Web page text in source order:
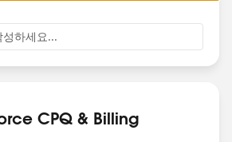
have: Up to 1,000 values. Up to
value.
성하세요...
CPQ & Billing